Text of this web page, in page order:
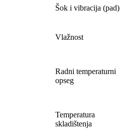
Šok i vibracija (pad)
Vlažnost
Radni temperaturni
opseg
Temperatura
skladištenja